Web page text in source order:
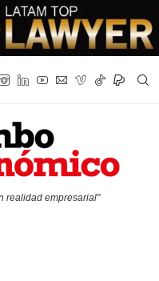
realidad empresarial"